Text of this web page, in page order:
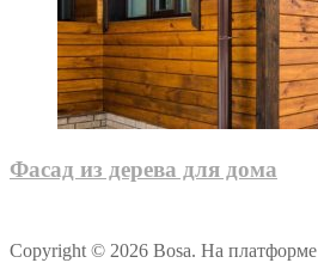
Фасад из дерева для дома
Copyright © 2026 Bosa. На платформе